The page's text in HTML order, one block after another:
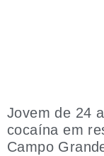
Jovem de 24
cocaína em
Campo